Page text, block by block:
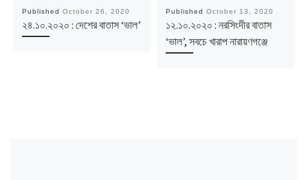
Published October 26, 2020
২৪.১০.২০২০ : দেশের বাতাস ‘ভাল’
Published October 13, 2020
১২.১০.২০২০ : নরসিংদীর বাতাস
‘ভাল’, সবচে খারাপ নারায়ণগঞ্জে